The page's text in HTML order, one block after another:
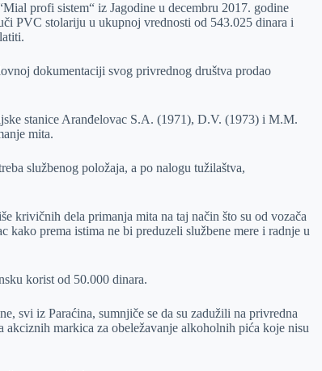
profi sistem“ iz Jagodine u decembru 2017. godine
PVC stolariju u ukupnoj vrednosti od 543.025 dinara i
dokumentaciji svog privrednog društva prodao
stanice Aranđelovac S.A. (1971), D.V. (1973) i M.M.
mita.
službenog položaja, a po nalogu tužilaštva,
krivičnih dela primanja mita na taj način što su od vozača
prema istima ne bi preduzeli službene mere i radnje u
korist od 50.000 dinara.
svi iz Paraćina, sumnjiče se da su zadužili na privredna
markica za obeležavanje alkoholnih pića koje nisu